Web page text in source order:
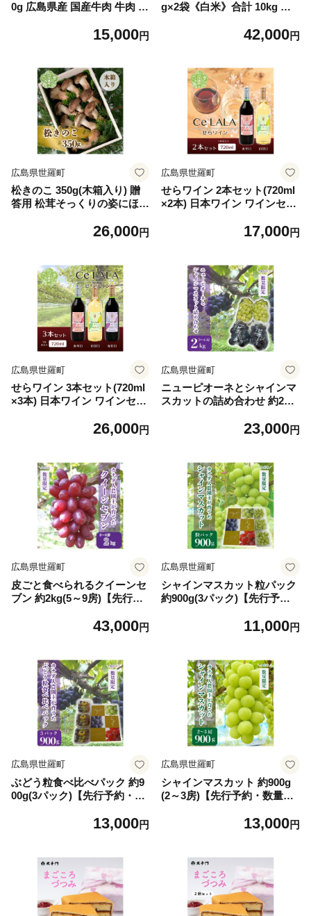
0g 広島県産 国産牛肉 牛肉 牛
15,000円
g×2袋《白米》合計 10kg こ
おにぎり 令和7年 世羅産 A02
42,000円
広島県世羅町
松きのこ 350g(木箱入り) 贈
答用 松茸そっくりの姿にほの
きのこ キノコ 松茸 マツタケ
26,000円
広島県世羅町
せらワイン 2本セット(720ml
×2本) 日本ワイン ワインセッ
17,000円
広島県世羅町
せらワイン 3本セット(720ml
×3本) 日本ワイン ワインセッ
26,000円
広島県世羅町
ニューピオーネとシャインマ
スカットの詰め合わせ 約2kg
定】カナダ人農園主 シャイン
世羅 ラピアビンヤード【202
6年9月下旬以降順次発送】 A
021-12
23,000円
広島県世羅町
皮ごと食べられるクイーンセ
ブン 約2kg(5～9房)【先行予
主 ぶどう ブドウ 葡萄 赤ぶど
地直送 世羅 ラピアビンヤー
ド【2026年8月下旬以降順次
発送】A021-07
43,000円
広島県世羅町
シャインマスカット粒パック
約900g(3パック)【先行予
主 ぶどう ブドウ マスカット
【2026年9月下旬以降順次発
送】 A021-10
11,000円
広島県世羅町
ぶどう粒食べ比べパック 約9
00g(3パック)【先行予約・数
う ブドウ マスカット フルー
年9月下旬以降順次発送】 A0
13,000円
広島県世羅町
シャインマスカット 約900g
(2～3房)【先行予約・数量限
ブドウ マスカット フルーツ
月下旬以降順次発送】 A021-
13,000円